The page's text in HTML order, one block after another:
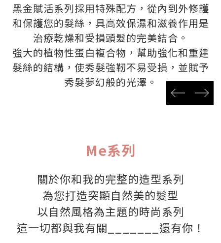
黑金賦活系列採用特殊配方，從內到外修護
和保護您的髮絲，具高效保濕和滋養作用是
治療乾燥和受損頭髮的完美結合。
強大的植物性蛋白複合物，幫助強化和重建
髮絲的結構，使秀髮強靭不易受損，並賦予
秀髮夢幻般的光澤。
prev next
Me系列
關於你和我的完整的造型系列
為您打造突顯自然美的髮型
以自然風格為主題的時尚系列
這一切都與我有關_______還有你！